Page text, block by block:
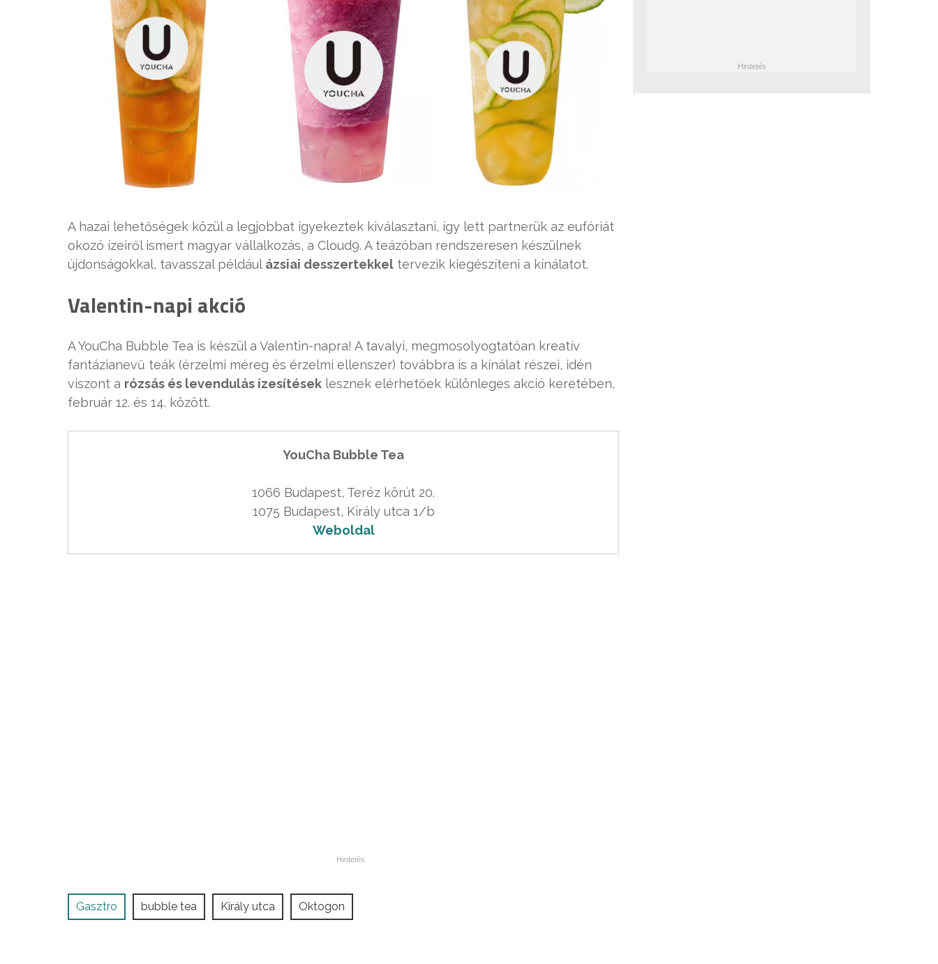
A hazai lehetőségek közül a legjobbat igyekeztek kiválasztani, így lett partnerük az eufóriát
okozó ízeiről ismert magyar vállalkozás, a Cloud9. A teázóban rendszeresen készülnek
újdonságokkal, tavasszal például ázsiai desszertekkel tervezik kiegészíteni a kínálatot.
Valentin-napi akció
A YouCha Bubble Tea is készül a Valentin-napra! A tavalyi, megmosolyogtatóan kreatív
fantázianevű teák (érzelmi méreg és érzelmi ellenszer) továbbra is a kínálat részei, idén
viszont a rózsás és levendulás ízesítések lesznek elérhetőek különleges akció keretében,
február 12. és 14. között.
YouCha Bubble Tea
1066 Budapest, Teréz körút 20.
Weboldal
Gasztro bubble tea Király utca Oktogon